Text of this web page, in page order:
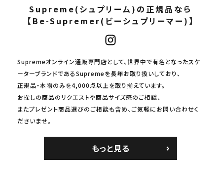
Supreme(シュプリーム)の正規品なら
【Be-Supremer(ビーシュプリーマー)】
Supremeオンライン通販専門店として、世界中で有名となったスケ
ーターブランドであるSupremeを長年お取り扱いしており、
正規品・本物のみを4,000点以上を取り揃えています。
お探しの商品のリクエストや商品サイズ感のご相談、
またプレゼント商品選びのご相談も含め、ご気軽にお問い合わせく
ださいませ。
もっと見る